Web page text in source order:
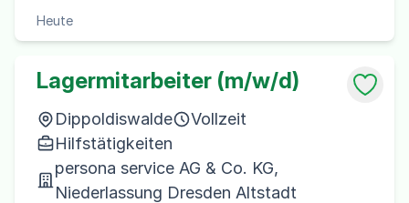
Heute
Lagermitarbeiter (m/w/d)
Dippoldiswalde
Vollzeit
Hilfstätigkeiten
persona service AG & Co. KG,
Niederlassung Dresden Altstadt